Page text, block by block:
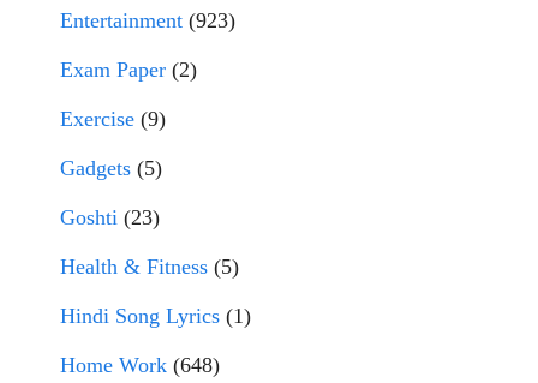
Entertainment (923)
Exam Paper (2)
Exercise (9)
Gadgets (5)
Goshti (23)
Health & Fitness (5)
Hindi Song Lyrics (1)
Home Work (648)